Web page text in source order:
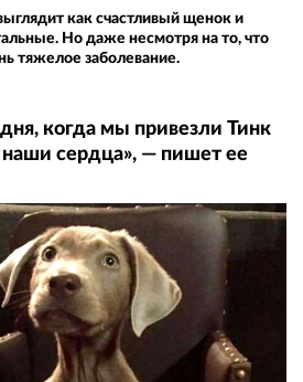
как счастливый щенок и
Но даже несмотря на то, что
тяжелое заболевание.
когда мы привезли Тинк
сердца», — пишет ее